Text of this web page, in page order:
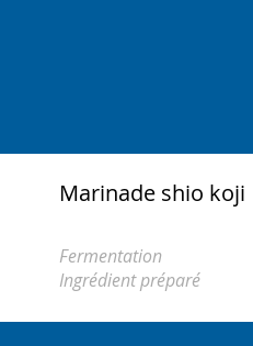
Marinade shio koji
Fermentation
Ingrédient préparé